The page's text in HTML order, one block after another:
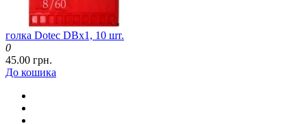
голка Dotec DBx1, 10 шт.
0
45.00 грн.
До кошика